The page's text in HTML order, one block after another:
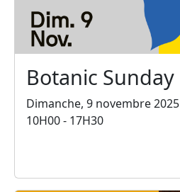
Botanic Sunday
Dimanche, 9 novembre 2025
10H00 - 17H30